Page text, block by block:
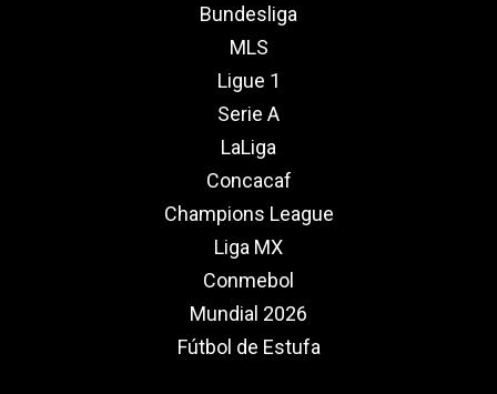
Bundesliga
MLS
Ligue 1
Serie A
LaLiga
Concacaf
Champions League
Liga MX
Conmebol
Mundial 2026
Fútbol de Estufa